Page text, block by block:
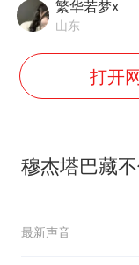
繁华若梦x
山东
打开
穆杰塔巴藏
最新声音